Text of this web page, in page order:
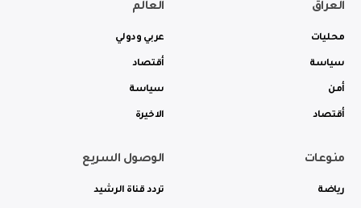
العراق
محليات
سياسة
أمن
أقتصاد
العالم
عربي ودولي
أقتصاد
سياسة
الاخيرة
منوعات
رياضة
الوصول السريع
تردد قناة الرشيد